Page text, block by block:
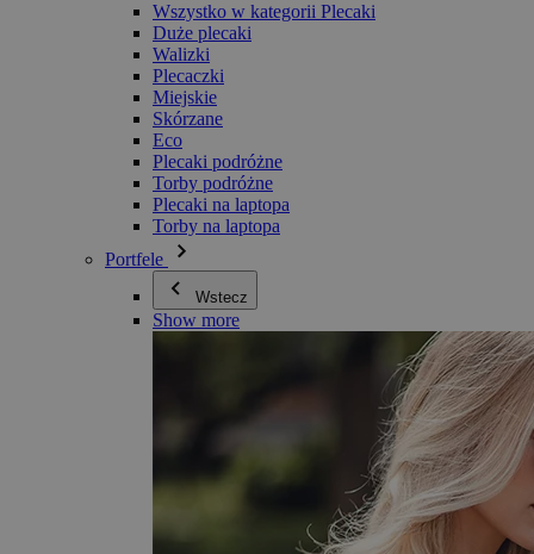
Wszystko w kategorii Plecaki
Duże plecaki
Walizki
Plecaczki
Miejskie
Skórzane
Eco
Plecaki podróżne
Torby podróżne
Plecaki na laptopa
Torby na laptopa
Portfele
Wstecz
Show more